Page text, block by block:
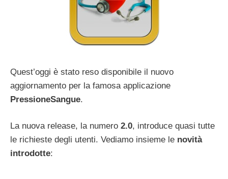
Quest’oggi è stato reso disponibile il nuovo
aggiornamento per la famosa applicazione
PressioneSangue.
La nuova release, la numero 2.0, introduce quasi tutte
le richieste degli utenti. Vediamo insieme le novità
introdotte: